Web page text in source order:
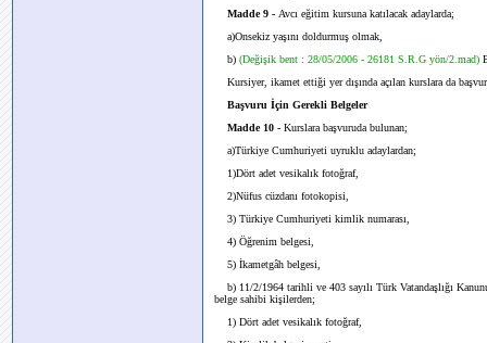
Madde 9 - Avcı eğitim kursuna katılacak adaylarda;
a)Onsekiz yaşını doldurmuş olmak,
b) (Değişik bent : 28/05/2006 - 26181 S.R.G yön/2.mad)
Kursiyer, ikamet ettiği yer dışında açılan kurslara da
Başvuru İçin Gerekli Belgeler
Madde 10 - Kurslara başvuruda bulunan;
a)Türkiye Cumhuriyeti uyruklu adaylardan;
1)Dört adet vesikalık fotoğraf,
2)Nüfus cüzdanı fotokopisi,
3) Türkiye Cumhuriyeti kimlik numarası,
4) Öğrenim belgesi,
5) İkametgâh belgesi,
b) 11/2/1964 tarihli ve 403 sayılı Türk Vatandaşlığı
belge sahibi kişilerden;
1) Dört adet vesikalık fotoğraf,